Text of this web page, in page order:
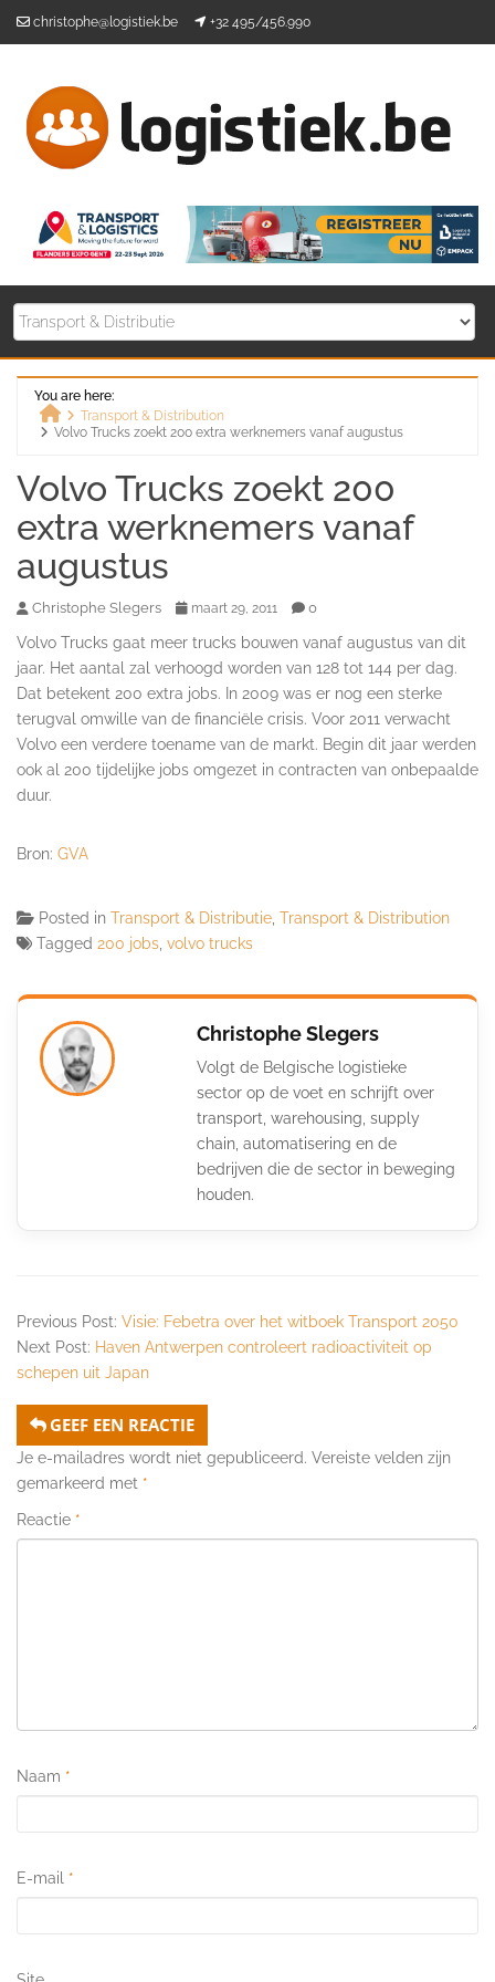
christophe@logistiek.be +32 495/456.990
You are here:
Home
Transport & Distribution
Volvo Trucks zoekt 200 extra werknemers vanaf augustus
Volvo Trucks zoekt 200
extra werknemers vanaf
augustus
Christophe Slegers maart 29, 2011 0
Volvo Trucks gaat meer trucks bouwen vanaf augustus van dit
jaar. Het aantal zal verhoogd worden van 128 tot 144 per dag.
Dat betekent 200 extra jobs. In 2009 was er nog een sterke
terugval omwille van de financiële crisis. Voor 2011 verwacht
Volvo een verdere toename van de markt. Begin dit jaar werden
ook al 200 tijdelijke jobs omgezet in contracten van onbepaalde
duur.
Bron: GVA
Posted in Transport & Distributie Transport & Distribution
Tagged 200 jobs volvo trucks
Christophe Slegers
Volgt de Belgische logistieke
sector op de voet en schrijft over
transport, warehousing, supply
chain, automatisering en de
bedrijven die de sector in beweging
houden.
Previous Post: Visie: Febetra over het witboek Transport 2050
Next Post: Haven Antwerpen controleert radioactiviteit op
schepen uit Japan
GEEF EEN REACTIE
Je e-mailadres wordt niet gepubliceerd. Vereiste velden zijn
gemarkeerd met *
Reactie *
Naam *
E-mail *